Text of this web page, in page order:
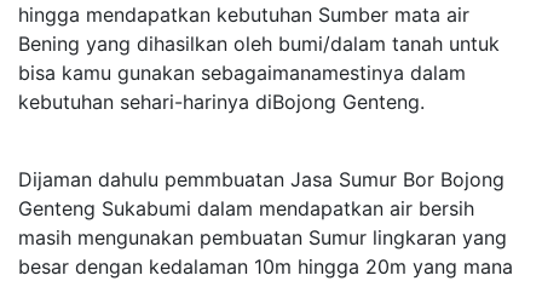
hingga mendapatkan kebutuhan Sumber mata air
Bening yang dihasilkan oleh bumi/dalam tanah untuk
bisa kamu gunakan sebagaimanamestinya dalam
kebutuhan sehari-harinya diBojong Genteng.
Dijaman dahulu pemmbuatan Jasa Sumur Bor Bojong
Genteng Sukabumi dalam mendapatkan air bersih
masih mengunakan pembuatan Sumur lingkaran yang
besar dengan kedalaman 10m hingga 20m yang mana